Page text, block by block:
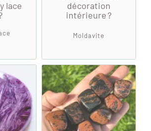
lace
décoration
intérieure ?
Moldavite